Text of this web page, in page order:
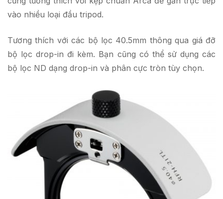
vào nhiều loại đầu tripod.
Tương thích với các bộ lọc 40.5mm thông qua giá đỡ
bộ lọc drop-in đi kèm. Bạn cũng có thể sử dụng các
bộ lọc ND dạng drop-in và phân cực tròn tùy chọn.